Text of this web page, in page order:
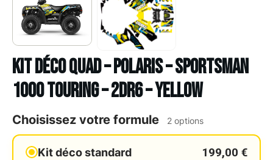
Kit déco Quad – POLARIS – SPORTSMAN
1000 TOURING – 2DR6 – YELLOW
Choisissez votre formule 2 options
Kit déco standard 199,00 €